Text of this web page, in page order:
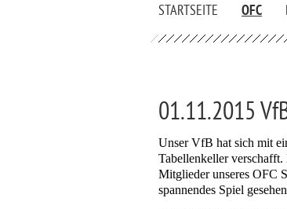
STARTSEITE OFC
01.11.2015
Unser VfB hat sich mit
Tabellenkeller
Mitglieder unseres OFC
spannendes Spiel